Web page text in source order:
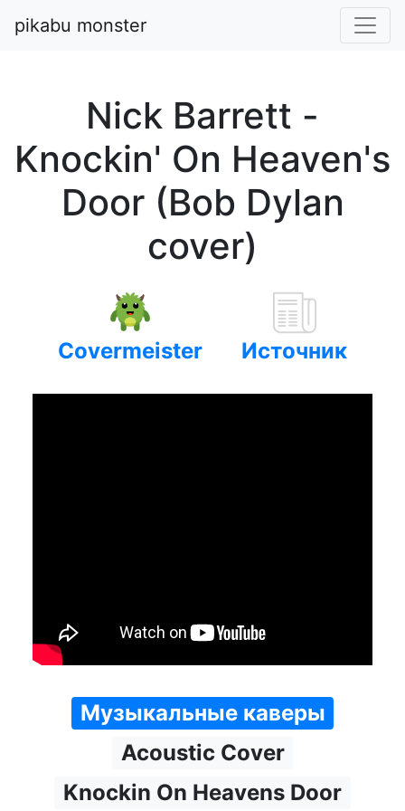
pikabu monster
Nick Barrett -
Knockin' On Heaven's
Door (Bob Dylan
cover)
Covermeister Источник
Музыкальные каверы
Acoustic Cover
Knockin On Heavens Door